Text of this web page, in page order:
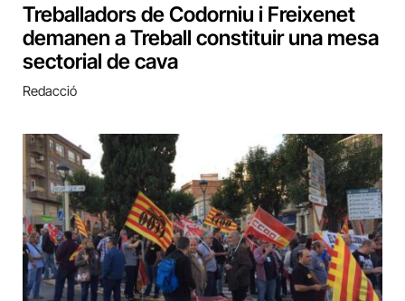
Treballadors de Codorniu i Freixenet
demanen a Treball constituir una mesa
sectorial de cava
Redacció